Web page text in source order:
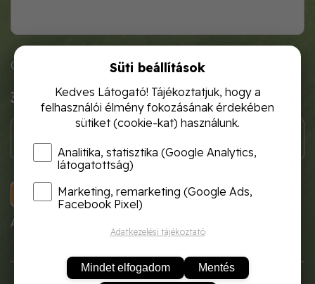
Cikkszám: temv5001
370 Ft
KOSÁRBA
A termék átmenetileg nem rendelhető!
Süti beállítások
Kedves Látogató! Tájékoztatjuk, hogy a
felhasználói élmény fokozásának érdekében
sütiket (cookie-kat) használunk.
Analitika, statisztika (Google Analytics,
látogatottság)
Marketing, remarketing (Google Ads,
Facebook Pixel)
Adatkezelési tájékoztató
Mindet elfogadom Mentés